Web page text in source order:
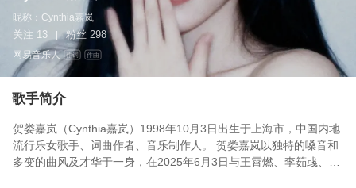
昵称： Cynthia嘉岚
关注 13 粉丝 298
网易音乐人 作词 作曲
歌手简介
贺娄嘉岚（Cynthia嘉岚）1998年10月3日出生于上海市，中国内地
流行乐女歌手、词曲作者、音乐制作人。 贺娄嘉岚以独特的嗓音和
多变的曲风及才华于一身，在2025年6月3日与王霄燃、李筎彧、